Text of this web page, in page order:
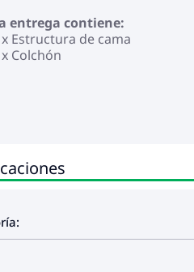
entrega contiene:
x Estructura de cama
Colchón